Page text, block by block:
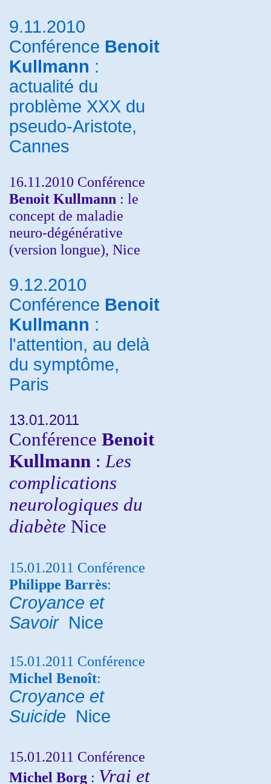
9.11.2010
Conférence Benoit
Kullmann :
actualité du
problème XXX du
pseudo-Aristote,
Cannes
16.11.2010 Conférence
Benoit Kullmann : le
concept de maladie
neuro-dégénérative
(version longue), Nice
9.12.2010
Conférence Benoit
Kullmann :
l'attention, au delà
du symptôme,
Paris
13.01.2011
Conférence Benoit
Kullmann : Les
complications
neurologiques du
diabète Nice
15.01.2011 Conférence
Philippe Barrès:
Croyance et
Savoir Nice
15.01.2011 Conférence
Michel Benoît:
Croyance et
Suicide Nice
15.01.2011 Conférence
Michel Borg : Vrai et